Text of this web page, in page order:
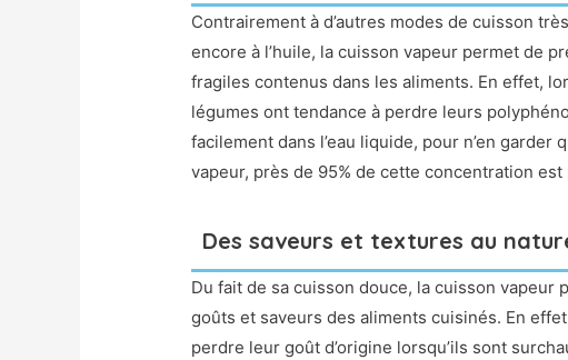
Contrairement à d’autres modes de cuisson
encore à l’huile, la cuisson vapeur permet de
fragiles contenus dans les aliments. En effet,
légumes ont tendance à perdre leurs
facilement dans l’eau liquide, pour n’en garder
vapeur, près de 95% de cette concentration est
Des saveurs et textures au
Du fait de sa cuisson douce, la cuisson vapeur
goûts et saveurs des aliments cuisinés. En
perdre leur goût d’origine lorsqu’ils sont